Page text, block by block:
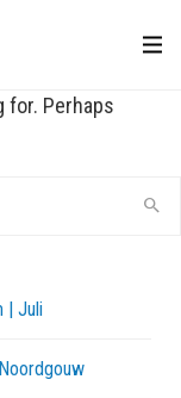
for. Perhaps
| Juli